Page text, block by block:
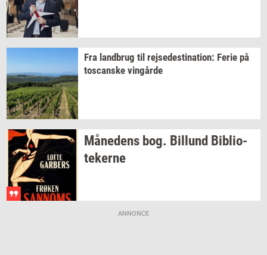
Fra land­brug til rej­se­desti­na­tion: Ferie på
toscan­ske vin­går­de
Må­ne­dens bog. Bil­lund Bi­bli­o­
te­ker­ne
ANNONCE